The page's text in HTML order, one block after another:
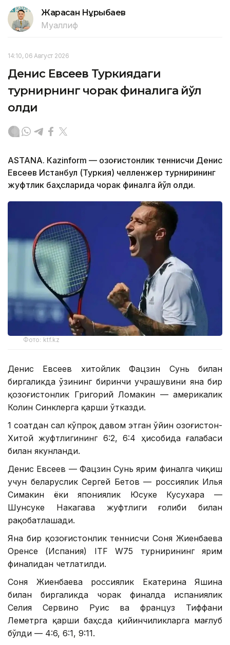
Жарасқан Нұрыбаев
Муаллиф
14:10, 06 Август 2026
Денис Евсеев Туркиядаги
турнирнинг чорак финалига йўл
олди
ASTANА. Кazinform — Қозоғистонлик теннисчи Денис
Евсеев Истанбул (Туркия) челленжер турнирининг
жуфтлик баҳсларида чорак финалга йўл олди.
Фото: ktf.kz
Денис Евсеев хитойлик Фацзин Сунь билан
биргаликда ўзининг биринчи учрашувини яна бир
қозоғистонлик Григорий Ломакин — америкалик
Колин Синклерга қарши ўтказди.
1 соатдан сал кўпроқ давом этган ўйин Қозоғистон-
Хитой жуфтлигининг 6:2, 6:4 ҳисобида ғалабаси
билан якунланди.
Денис Евсеев — Фацзин Сунь ярим финалга чиқиш
учун беларуслик Сергей Бетов — россиялик Илья
Симакин ёки япониялик Юсуке Кусухара —
Шунсуке Накагава жуфтлиги ғолиби билан
рақобатлашади.
Яна бир қозоғистонлик теннисчи Соня Жиенбаева
Оренсе (Испания) ITF W75 турнирининг ярим
финалидан четлатилди.
Соня Жиенбаева россиялик Екатерина Яшина
билан биргаликда чорак финалда испаниялик
Селия Сервино Руис ва француз Тиффани
Леметрга қарши баҳсда қийинчиликларга мағлуб
бўлди — 4:6, 6:1, 9:11.